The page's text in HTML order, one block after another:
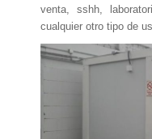
venta, sshh,
cualquier otro tipo de